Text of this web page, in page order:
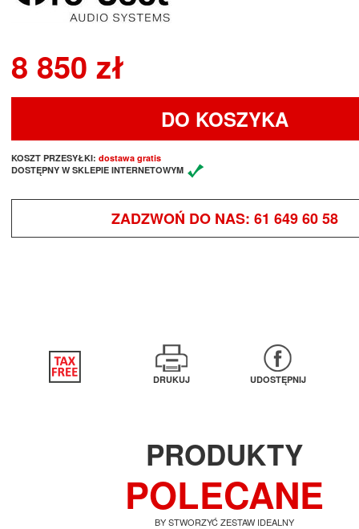
8 850 zł
DO KOSZYKA
KOSZT PRZESYŁKI: dostawa gratis
DOSTĘPNY W SKLEPIE INTERNETOWYM
ZADZWOŃ DO NAS: 61 649 60 58
DRUKUJ UDOSTĘPNIJ
PRODUKTY
POLECANE
BY STWORZYĆ ZESTAW IDEALNY